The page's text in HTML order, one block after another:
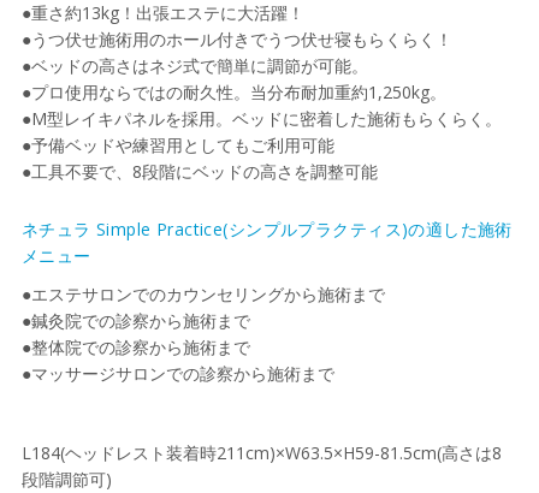
●重さ約13kg！出張エステに大活躍！
●うつ伏せ施術用のホール付きでうつ伏せ寝もらくらく！
●ベッドの高さはネジ式で簡単に調節が可能。
●プロ使用ならではの耐久性。当分布耐加重約1,250kg。
●M型レイキパネルを採用。ベッドに密着した施術もらくらく。
●予備ベッドや練習用としてもご利用可能
●工具不要で、8段階にベッドの高さを調整可能
ネチュラ Simple Practice(シンプルプラクティス)の適した施術
メニュー
●エステサロンでのカウンセリングから施術まで
●鍼灸院での診察から施術まで
●整体院での診察から施術まで
●マッサージサロンでの診察から施術まで
L184(ヘッドレスト装着時211cm)×W63.5×H59-81.5cm(高さは8
段階調節可)